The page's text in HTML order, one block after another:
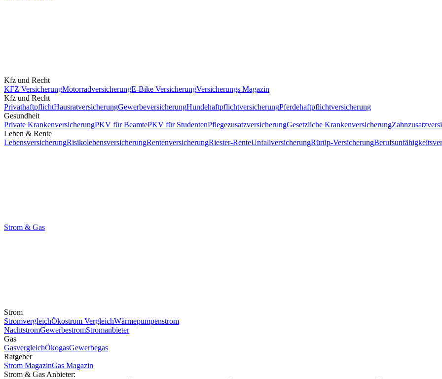
Kfz und Recht
KFZ VersicherungMotorradversicherungE-Bike VersicherungVersicherungs Magazin
Kfz und Recht
PrivathaftpflichtHausratversicherungGewerbeversicherungHundehaftpflichtversicherungPferdehaftpflichtversicherung
Gesundheit
Private KrankenversicherungPKV für BeamtePKV für StudentenPflegezusatzversicherungGesetzliche Krankenversicherung
Leben & Rente
LebensversicherungRisikolebensversicherungRentenversicherungRiester-RenteUnfallversicherungRürüp-Versicherung
Strom & Gas
Strom
StromvergleichÖkostrom VergleichWärmepumpenstrom
NachtstromGewerbestromStromanbieter
Gas
GasvergleichÖkogasGewerbegas
Ratgeber
Strom MagazinGas Magazin
Strom & Gas Anbieter: